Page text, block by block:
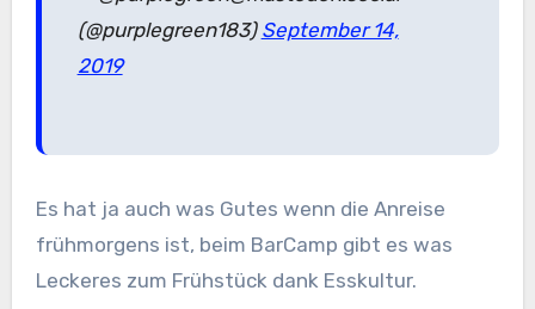
(@purplegreen183) September 14,
2019
Es hat ja auch was Gutes wenn die Anreise
frühmorgens ist, beim BarCamp gibt es was
Leckeres zum Frühstück dank Esskultur.